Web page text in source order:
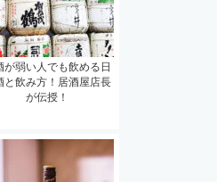
が弱い人でも飲める日
と飲み方！居酒屋店長
が伝授！